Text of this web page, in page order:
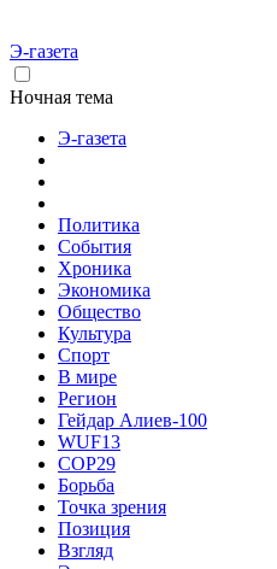
Э-газета
Ночная тема
Э-газета
Политика
События
Хроника
Экономика
Общество
Культура
Спорт
В мире
Регион
Гейдар Алиев-100
WUF13
COP29
Борьба
Точка зрения
Позиция
Взгляд